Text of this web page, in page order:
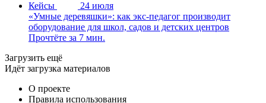
Кейсы
24 июля
«Умные деревяшки»: как экс-педагог производит
оборудование для школ, садов и детских центров
Прочтёте за 7 мин.
Загрузить ещё
Идёт загрузка материалов
О проекте
Правила использования